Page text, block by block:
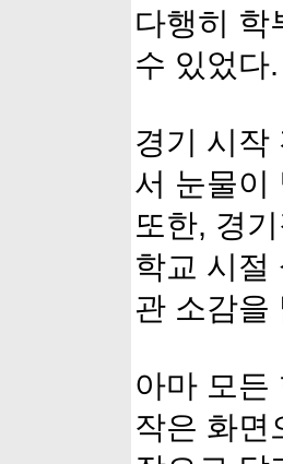
다행히 학
수 있었다.
경기 시작
서 눈물이
또한, 경
학교 시절
관 소감을
아마 모든
작은 화면